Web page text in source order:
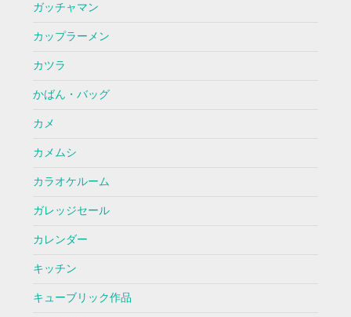
ガッチャマン
カップラーメン
カツラ
かばん・バッグ
カメ
カメムシ
カラオケルーム
ガレッジセール
カレンダー
キッチン
キューブリック作品